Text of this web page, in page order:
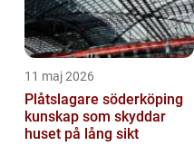
11 maj 2026
Plåtslagare söderköping
kunskap som skyddar
huset på lång sikt